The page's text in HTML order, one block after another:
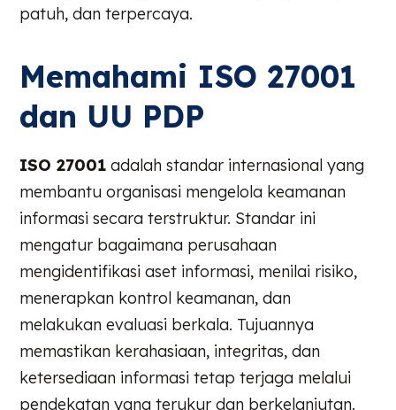
patuh, dan terpercaya.
Memahami ISO 27001
dan UU PDP
ISO 27001 adalah standar internasional yang
membantu organisasi mengelola keamanan
informasi secara terstruktur. Standar ini
mengatur bagaimana perusahaan
mengidentifikasi aset informasi, menilai risiko,
menerapkan kontrol keamanan, dan
melakukan evaluasi berkala. Tujuannya
memastikan kerahasiaan, integritas, dan
ketersediaan informasi tetap terjaga melalui
pendekatan yang terukur dan berkelanjutan.